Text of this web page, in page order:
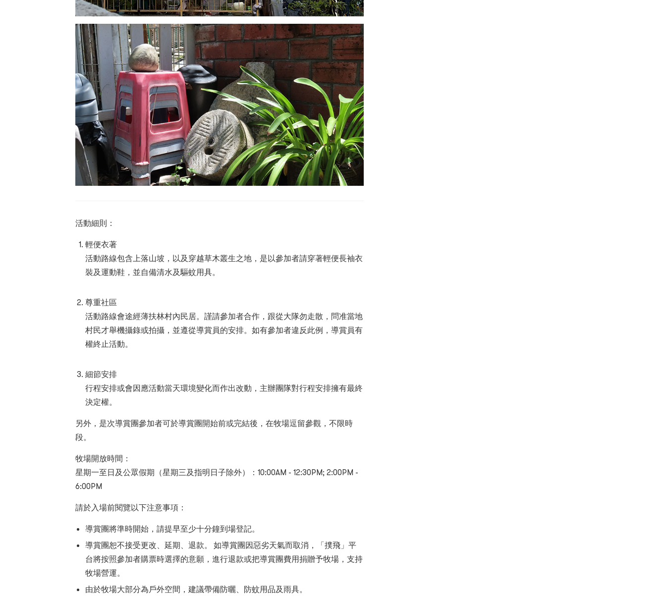
活動細則：
輕便衣著
活動路線包含上落山坡，以及穿越草木叢生之地，是以參加者請穿著輕便長袖衣
裝及運動鞋，並自備清水及驅蚊用具。
尊重社區
活動路線會途經薄扶林村內民居。謹請參加者合作，跟從大隊勿走散，問准當地
村民才舉機攝錄或拍攝，並遵從導賞員的安排。如有參加者違反此例，導賞員有
權終止活動。
細節安排
行程安排或會因應活動當天環境變化而作出改動，主辦團隊對行程安排擁有最終
決定權。
另外，是次導賞團參加者可於導賞團開始前或完結後，在牧場逗留參觀，不限時
段。
牧場開放時間：
星期一至日及公眾假期（星期三及指明日子除外）： 10:00AM - 12:30PM; 2:00PM -
6:00PM
請於入場前閱覽以下注意事項：
導賞團將準時開始，請提早至少十分鐘到場登記。
導賞團恕不接受更改、延期、退款。
如導賞團因惡劣天氣而取消，「撲飛」平
台將按照參加者購票時選擇的意願，進行退款或把導賞團費用捐贈予牧場，支持
牧場營運。
由於牧場大部分為戶外空間，建議帶備防曬、防蚊用品及雨具。